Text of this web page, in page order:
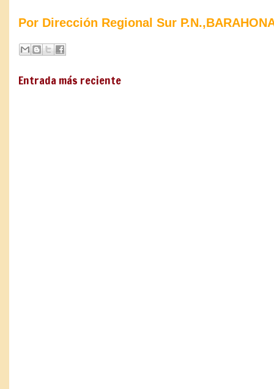
Por Dirección Regional Sur
Entrada más reciente